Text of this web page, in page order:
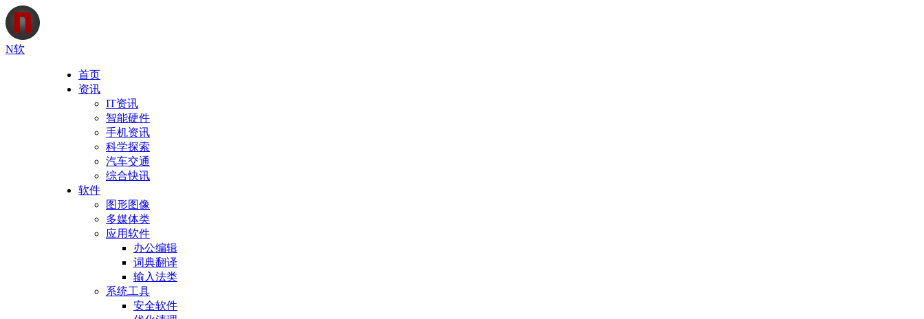
N软
首页
资讯
IT资讯
智能硬件
手机资讯
科学探索
汽车交通
综合快讯
软件
图形图像
多媒体类
应用软件
办公编辑
词典翻译
输入法类
系统工具
安全软件